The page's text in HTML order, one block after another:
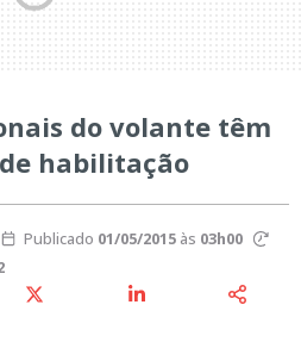
do volante têm
habilitação
Publicado 01/05/2015às 03h00